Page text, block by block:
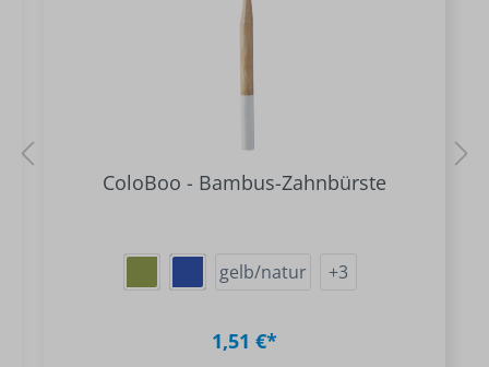
ColoBoo - Bambus-Zahnbürste
gelb/natur +3
1,51 €*